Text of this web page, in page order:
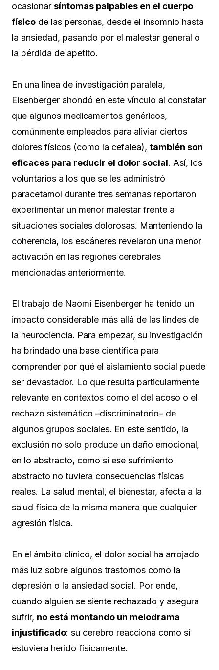
ocasionar síntomas palpables en el cuerpo
físico de las personas, desde el insomnio hasta
la ansiedad, pasando por el malestar general o
la pérdida de apetito.
En una línea de investigación paralela,
Eisenberger ahondó en este vínculo al constatar
que algunos medicamentos genéricos,
comúnmente empleados para aliviar ciertos
dolores físicos (como la cefalea), también son
eficaces para reducir el dolor social. Así, los
voluntarios a los que se les administró
paracetamol durante tres semanas reportaron
experimentar un menor malestar frente a
situaciones sociales dolorosas. Manteniendo la
coherencia, los escáneres revelaron una menor
activación en las regiones cerebrales
mencionadas anteriormente.
El trabajo de Naomi Eisenberger ha tenido un
impacto considerable más allá de las lindes de
la neurociencia. Para empezar, su investigación
ha brindado una base científica para
comprender por qué el aislamiento social puede
ser devastador. Lo que resulta particularmente
relevante en contextos como el del acoso o el
rechazo sistemático –discriminatorio– de
algunos grupos sociales. En este sentido, la
exclusión no solo produce un daño emocional,
en lo abstracto, como si ese sufrimiento
abstracto no tuviera consecuencias físicas
reales. La salud mental, el bienestar, afecta a la
salud física de la misma manera que cualquier
agresión física.
En el ámbito clínico, el dolor social ha arrojado
más luz sobre algunos trastornos como la
depresión o la ansiedad social. Por ende,
cuando alguien se siente rechazado y asegura
sufrir, no está montando un melodrama
injustificado: su cerebro reacciona como si
estuviera herido físicamente.